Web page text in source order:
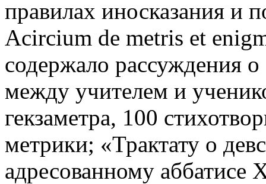
правилах иносказания и
Acircium de metris et
содержало рассуждения
между учителем и
гекзаметра, 100
метрики; «Трактату о
адресованному аббатисе